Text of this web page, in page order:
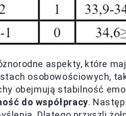
aspekty, które
osobowościowych,
obejmują stabilność
do współpracy.